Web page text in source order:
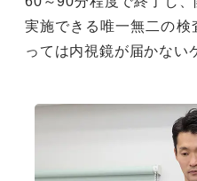
実施できる唯一無二の検
っては内視鏡が届かない